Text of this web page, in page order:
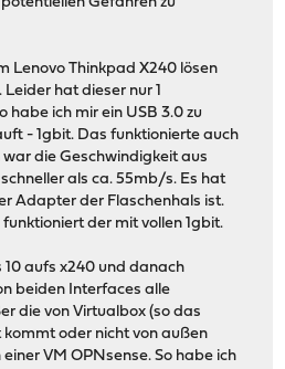
Lenovo Thinkpad X240 lösen
hat dieser nur 1
habe ich mir ein USB 3.0 zu
- 1gbit. Das funktionierte auch
die Geschwindigkeit aus
als ca. 55mb/s. Es hat
Adapter der Flaschenhals ist.
der mit vollen 1gbit.
aufs x240 und danach
beiden Interfaces alle
die von Virtualbox (so das
kommt oder nicht von außen
VM OPNsense. So habe ich